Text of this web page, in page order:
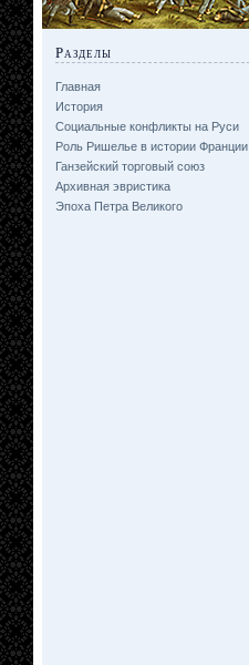
Разделы
Главная
История
Социальные конфликты на Руси
Роль Ришелье в истории Франции
Ганзейский торговый союз
Архивная эвристика
Эпоха Петра Великого